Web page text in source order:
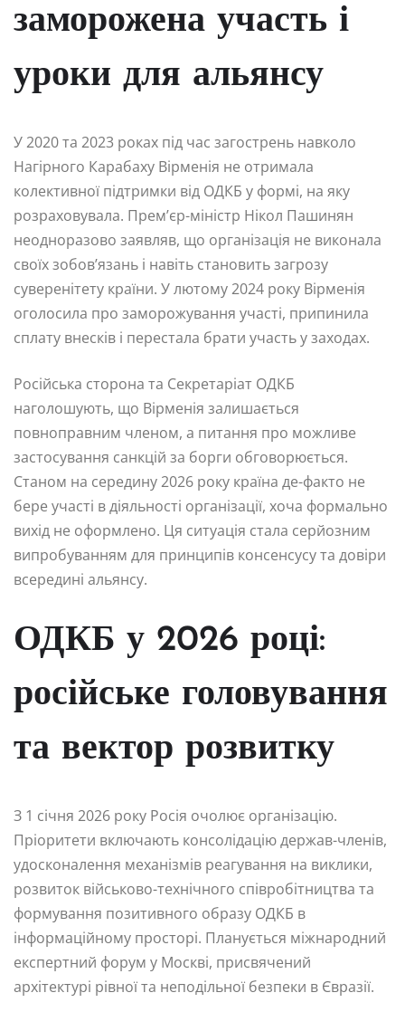
заморожена участь і
уроки для альянсу
У 2020 та 2023 роках під час загострень навколо
Нагірного Карабаху Вірменія не отримала
колективної підтримки від ОДКБ у формі, на яку
розраховувала. Прем’єр-міністр Нікол Пашинян
неодноразово заявляв, що організація не виконала
своїх зобов’язань і навіть становить загрозу
суверенітету країни. У лютому 2024 року Вірменія
оголосила про заморожування участі, припинила
сплату внесків і перестала брати участь у заходах.
Російська сторона та Секретаріат ОДКБ
наголошують, що Вірменія залишається
повноправним членом, а питання про можливе
застосування санкцій за борги обговорюється.
Станом на середину 2026 року країна де-факто не
бере участі в діяльності організації, хоча формально
вихід не оформлено. Ця ситуація стала серйозним
випробуванням для принципів консенсусу та довіри
всередині альянсу.
ОДКБ у 2026 році:
російське головування
та вектор розвитку
З 1 січня 2026 року Росія очолює організацію.
Пріоритети включають консолідацію держав-членів,
удосконалення механізмів реагування на виклики,
розвиток військово-технічного співробітництва та
формування позитивного образу ОДКБ в
інформаційному просторі. Планується міжнародний
експертний форум у Москві, присвячений
архітектурі рівної та неподільної безпеки в Євразії.